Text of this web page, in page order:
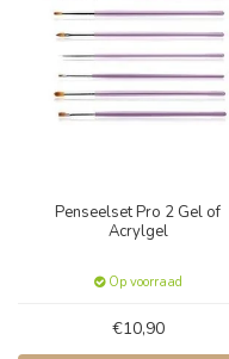
Penseelset Pro 2 Gel of
Acrylgel
Op voorraad
€10,90